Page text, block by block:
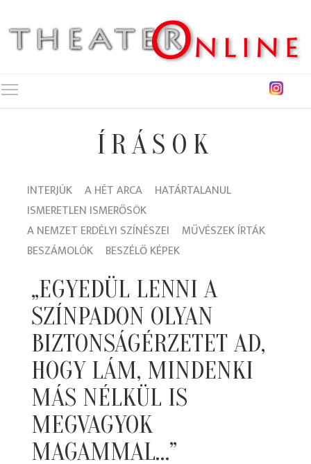
ÍRÁSOK
INTERJÚK A HÉT ARCA
HATÁRTALANUL
ISMERETLEN ISMERŐSÖK
A NEMZET ERDÉLYI SZÍNÉSZEI
MŰVÉSZEK ÍRTÁK
BESZÁMOLÓK
BESZÉLŐ KÉPEK
„EGYEDÜL LENNI A
SZÍNPADON OLYAN
BIZTONSÁGÉRZETET AD,
HOGY LÁM, MINDENKI
MÁS NÉLKÜL IS
MEGVAGYOK
MAGAMMAL…”